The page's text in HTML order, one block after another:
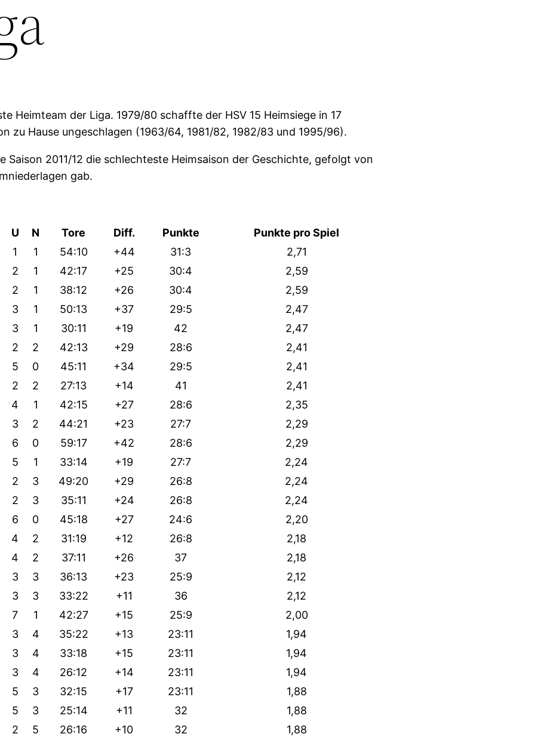
Heimteam der Liga. 1979/80 schaffte der HSV 15 Heimsiege in 17
zu Hause ungeschlagen (1963/64, 1981/82, 1982/83 und 1995/96).
Saison 2011/12 die schlechteste Heimsaison der Geschichte, gefolgt von
gab.
U N Tore Diff. Punkte
Punkte pro Spiel
1 1 54:10 +44 31:3
2,71
2 1 42:17 +25 30:4
2,59
2 1 38:12 +26 30:4
2,59
3 1 50:13 +37 29:5
2,47
3 1 30:11 +19 42
2,47
2 2 42:13 +29 28:6
2,41
5 0 45:11 +34 29:5
2,41
2 2 27:13 +14 41
2,41
4 1 42:15 +27 28:6
2,35
3 2 44:21 +23 27:7
2,29
6 0 59:17 +42 28:6
2,29
5 1 33:14 +19 27:7
2,24
2 3 49:20 +29 26:8
2,24
2 3 35:11 +24 26:8
2,24
6 0 45:18 +27 24:6
2,20
4 2 31:19 +12 26:8
2,18
4 2 37:11 +26 37
2,18
3 3 36:13 +23 25:9
2,12
3 3 33:22 +11 36
2,12
7 1 42:27 +15 25:9
2,00
3 4 35:22 +13 23:11
1,94
3 4 33:18 +15 23:11
1,94
3 4 26:12 +14 23:11
1,94
5 3 32:15 +17 23:11
1,88
5 3 25:14 +11 32
1,88
2 5 26:16 +10 32
1,88